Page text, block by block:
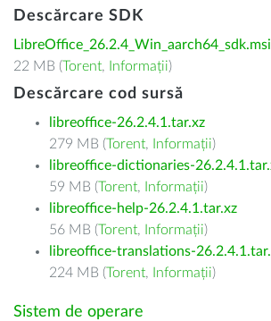
Descărcare SDK
LibreOffice_26.2.4_Win_aarch64_sdk.msi
22 MB (Torent, Informații)
Descărcare cod sursă
libreoffice-26.2.4.1.tar.xz
279 MB (Torent, Informații)
libreoffice-dictionaries-
59 MB (Torent, Informații)
libreoffice-help-26.2.4.1.tar.xz
56 MB (Torent, Informații)
libreoffice-translations-
224 MB (Torent, Informații)
Sistem de operare